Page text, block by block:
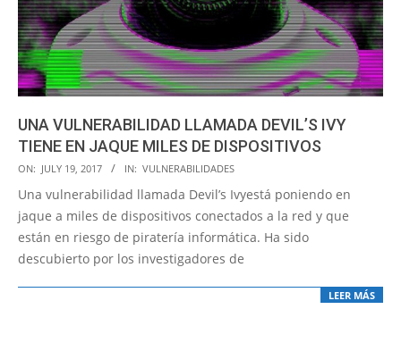
UNA VULNERABILIDAD LLAMADA DEVIL’S IVY
TIENE EN JAQUE MILES DE DISPOSITIVOS
2017-
07-
19
ON: JULY 19, 2017 IN: VULNERABILIDADES
Una vulnerabilidad llamada Devil’s Ivyestá poniendo en
jaque a miles de dispositivos conectados a la red y que
están en riesgo de piratería informática. Ha sido
descubierto por los investigadores de
LEER MÁS